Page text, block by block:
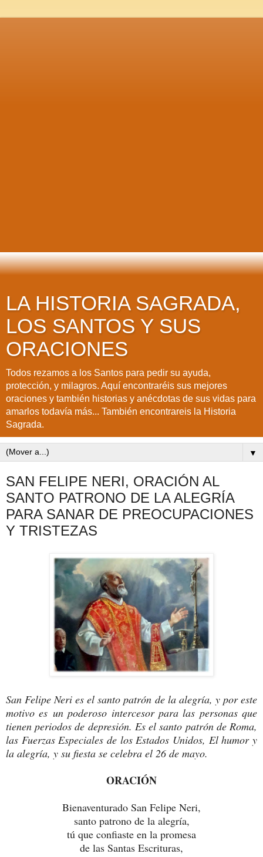
LA HISTORIA SAGRADA,
LOS SANTOS Y SUS
ORACIONES
Todos rezamos a los Santos para pedir su ayuda,
protección, y milagros. Aquí encontraréis sus mejores
oraciones y también historias y anécdotas de sus vidas para
amarlos todavía más... También encontrareis la Historia
Sagrada.
▼
SAN FELIPE NERI, ORACIÓN AL
SANTO PATRONO DE LA ALEGRÍA
PARA SANAR DE PREOCUPACIONES
Y TRISTEZAS
San Felipe Neri es el santo patrón de la alegría, y por este
motivo es un poderoso intercesor para las personas que
tienen periodos de depresión. Es el santo patrón de Roma,
las Fuerzas Especiales de los Estados Unidos, El humor y
la alegría, y su fiesta se celebra el 26 de mayo.
ORACIÓN
Bienaventurado San Felipe Neri,
santo patrono de la alegría,
tú que confiaste en la promesa
de las Santas Escrituras,